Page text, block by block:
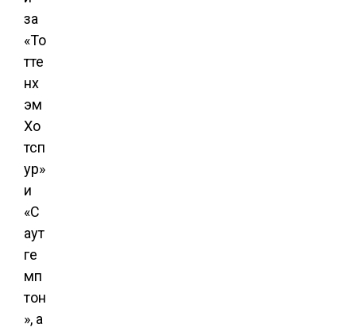
за
«То
тте
нх
эм
Хо
тсп
ур»
и
«С
аут
ге
мп
тон
», а